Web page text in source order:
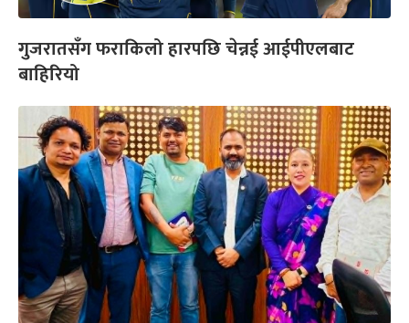
गुजरातसँग फराकिलो हारपछि चेन्नई आईपीएलबाट
बाहिरियो